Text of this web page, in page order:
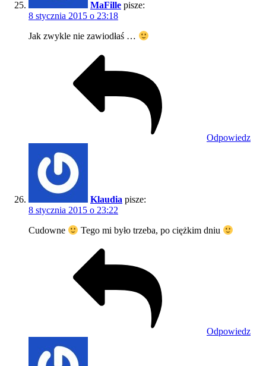
MaFille pisze:
8 stycznia 2015 o 23:18
Jak zwykle nie zawiodłaś …
Odpowiedz
Klaudia pisze:
8 stycznia 2015 o 23:22
Cudowne Tego mi było trzeba, po ciężkim dniu
Odpowiedz